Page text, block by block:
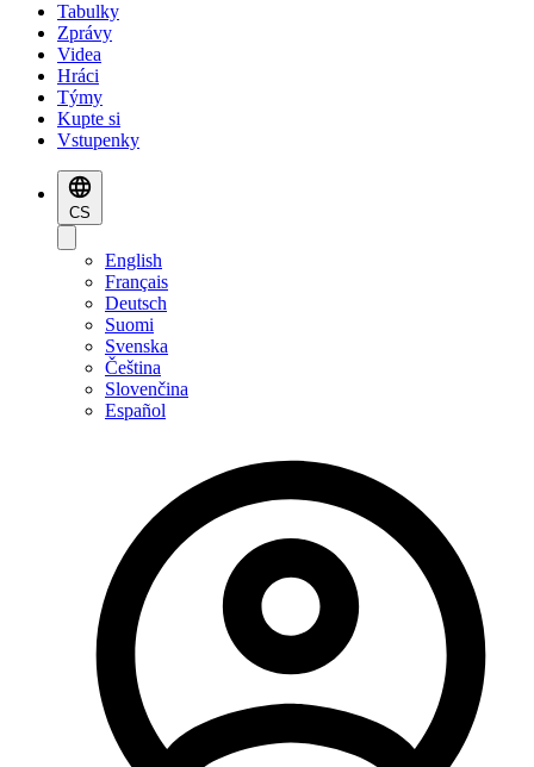
Tabulky
Zprávy
Videa
Hráci
Týmy
Kupte si
Vstupenky
CS
English
Français
Deutsch
Suomi
Svenska
Čeština
Slovenčina
Español